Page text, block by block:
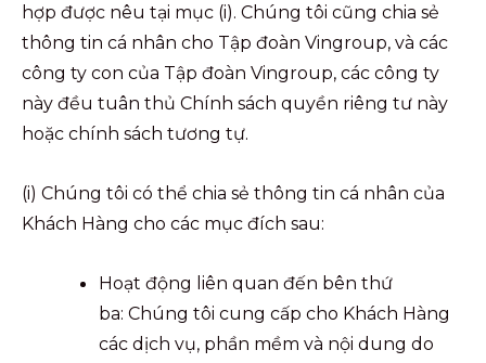
hợp được nêu tại mục (i). Chúng tôi cũng chia sẻ
thông tin cá nhân cho Tập đoàn Vingroup, và các
công ty con của Tập đoàn Vingroup, các công ty
này đều tuân thủ Chính sách quyền riêng tư này
hoặc chính sách tương tự.
(i) Chúng tôi có thể chia sẻ thông tin cá nhân của
Khách Hàng cho các mục đích sau:
Hoạt động liên quan đến bên thứ
ba: Chúng tôi cung cấp cho Khách Hàng
các dịch vụ, phần mềm và nội dung do